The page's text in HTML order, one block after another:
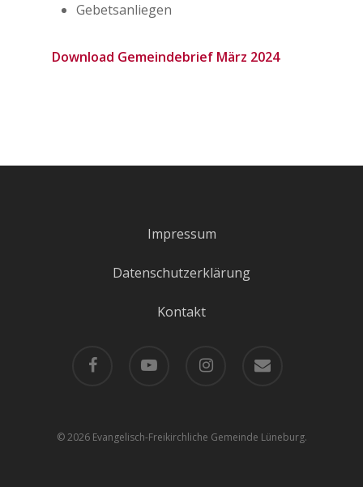
Gebetsanliegen
Download Gemeindebrief März 2024
Impressum
Datenschutzerklärung
Kontakt
facebook instagram
© 2026 Evangelisch-Freikirchliche Gemeinde Lüneburg.